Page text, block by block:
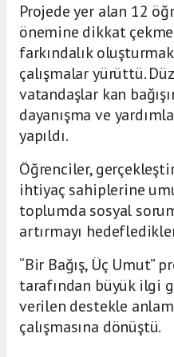
Projede yer alan 12
önemine dikkat
farkındalık
çalışmalar yürüttü.
vatandaşlar kan
dayanışma ve
yapıldı.
Öğrenciler,
ihtiyaç sahiplerine
toplumda sosyal
artırmayı
“Bir Bağış, Üç Umut”
tarafından büyük ilgi
verilen destekle
çalışmasına dönüştü.